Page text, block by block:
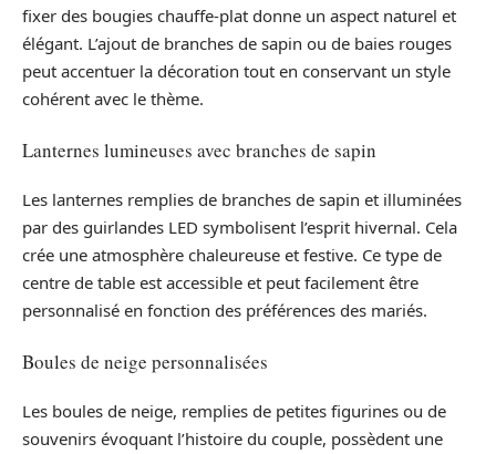
fixer des bougies chauffe-plat donne un aspect naturel et
élégant. L’ajout de branches de sapin ou de baies rouges
peut accentuer la décoration tout en conservant un style
cohérent avec le thème.
Lanternes lumineuses avec branches de sapin
Les lanternes remplies de branches de sapin et illuminées
par des guirlandes LED symbolisent l’esprit hivernal. Cela
crée une atmosphère chaleureuse et festive. Ce type de
centre de table est accessible et peut facilement être
personnalisé en fonction des préférences des mariés.
Boules de neige personnalisées
Les boules de neige, remplies de petites figurines ou de
souvenirs évoquant l’histoire du couple, possèdent une